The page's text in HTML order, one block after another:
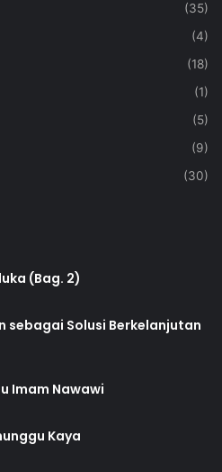
(35)
(4)
(18)
(1)
(5)
(9)
(30)
(Bag. 2)
sebagai Solusi Berkelanjutan
Imam Nawawi
Kaya